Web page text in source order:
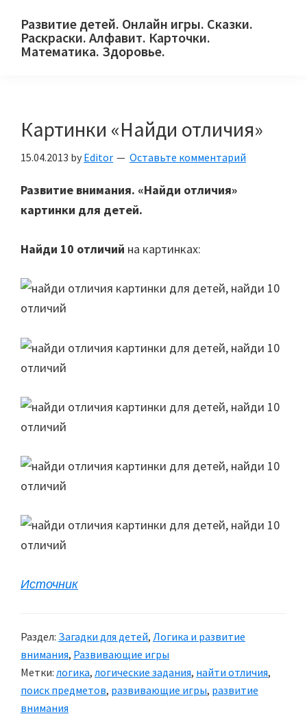
primary
main
primary
Развитие детей. Онлайн игры. Сказки.
Раскраски. Алфавит. Карточки.
Математика. Здоровье.
и
родителей.
Картинки «Найди отличия»
15.04.2013 by Editor Оставьте комментарий
Развитие внимания. «Найди отличия»
картинки для детей.
Найди 10 отличий на картинках:
Источник
Раздел: Загадки для детей, Логика и развитие
внимания, Развивающие игры
Метки: логика, логические задания, найти отличия,
поиск предметов, развивающие игры, развитие
внимания